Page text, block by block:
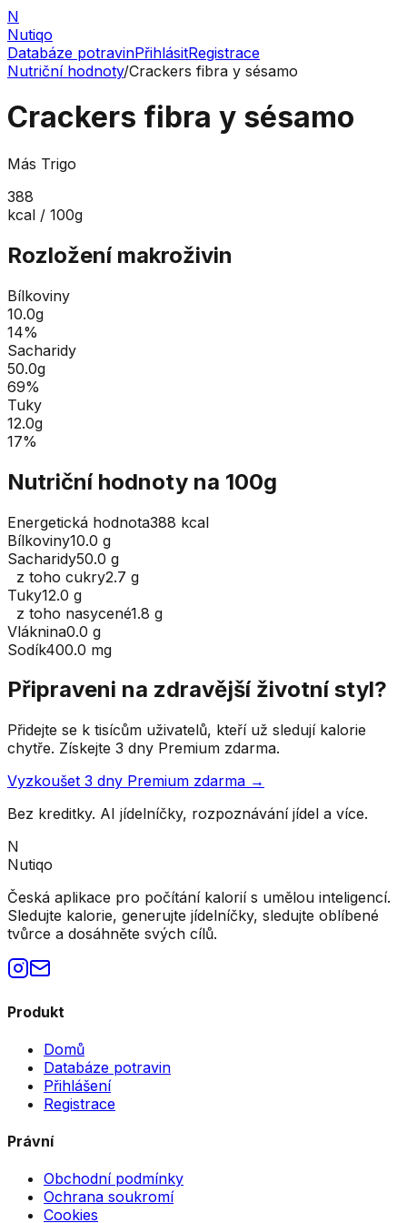
N
Nutiqo
Databáze potravinPřihlásitRegistrace
Nutriční hodnoty/Crackers fibra y sésamo
Crackers fibra y sésamo
Más Trigo
388
kcal / 100g
Rozložení makroživin
Bílkoviny
10.0g
14%
Sacharidy
50.0g
69%
Tuky
12.0g
17%
Nutriční hodnoty na 100g
Energetická hodnota388 kcal
Bílkoviny10.0 g
Sacharidy50.0 g
z toho cukry2.7 g
Tuky12.0 g
z toho nasycené1.8 g
Vláknina0.0 g
Sodík400.0 mg
Připraveni na zdravější životní styl?
Přidejte se k tisícům uživatelů, kteří už sledují kalorie
chytře. Získejte 3 dny Premium zdarma.
Vyzkoušet 3 dny Premium zdarma →
Bez kreditky. AI jídelníčky, rozpoznávání jídel a více.
N
Nutiqo
Česká aplikace pro počítání kalorií s umělou inteligencí.
Sledujte kalorie, generujte jídelníčky, sledujte oblíbené
tvůrce a dosáhněte svých cílů.
Produkt
Domů
Databáze potravin
Přihlášení
Registrace
Právní
Obchodní podmínky
Ochrana soukromí
Cookies